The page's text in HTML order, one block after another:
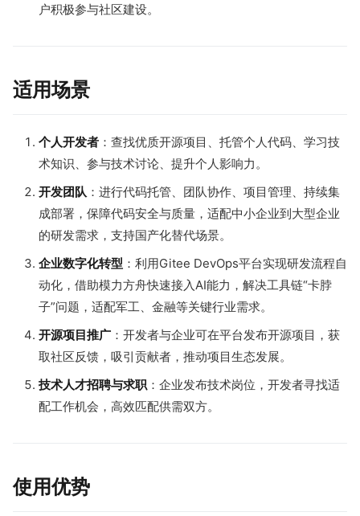
户积极参与社区建设。
适用场景
个人开发者 ：查找优质开源项目、托管个人代码、学习技
术知识、参与技术讨论、提升个人影响力。
开发团队 ：进行代码托管、团队协作、项目管理、持续集
成部署，保障代码安全与质量，适配中小企业到大型企业
的研发需求，支持国产化替代场景。
企业数字化转型 ：利用Gitee DevOps平台实现研发流程自
动化，借助模力方舟快速接入AI能力，解决工具链“卡脖
子”问题，适配军工、金融等关键行业需求。
开源项目推广 ：开发者与企业可在平台发布开源项目，获
取社区反馈，吸引贡献者，推动项目生态发展。
技术人才招聘与求职 ：企业发布技术岗位，开发者寻找适
配工作机会，高效匹配供需双方。
使用优势